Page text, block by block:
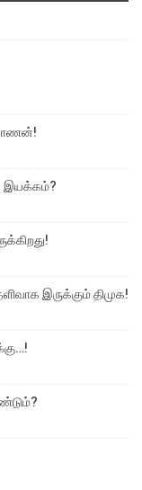
இயக்கம்?
இருக்கும் திமுக!